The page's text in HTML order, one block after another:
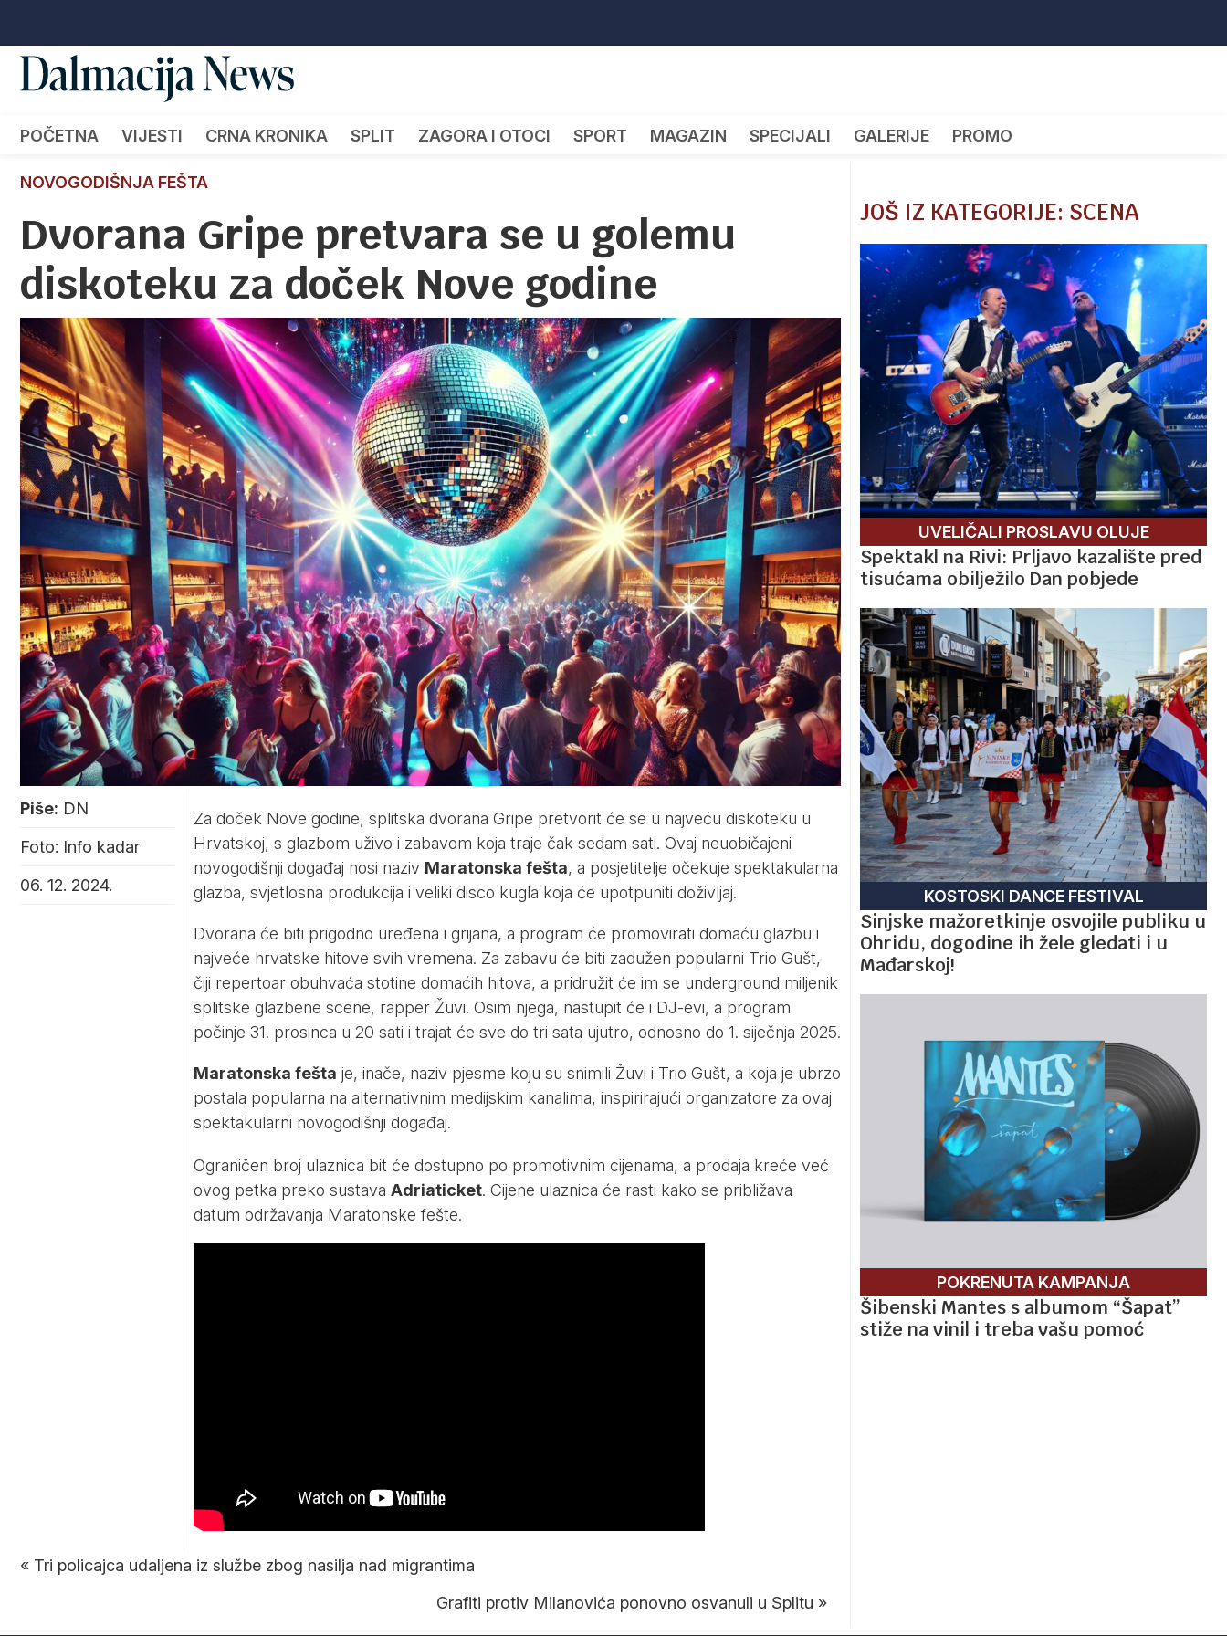
POČETNA VIJESTI CRNA KRONIKA SPLIT ZAGORA I OTOCI SPORT MAGAZIN SPECIJALI GALERIJE PROMO
NOVOGODIŠNJA FEŠTA
Dvorana Gripe pretvara se u golemu
diskoteku za doček Nove godine
Piše: DN
Foto: Info kadar
06. 12. 2024.
Za doček Nove godine, splitska dvorana Gripe pretvorit će se u najveću diskoteku u
Hrvatskoj, s glazbom uživo i zabavom koja traje čak sedam sati. Ovaj neuobičajeni
novogodišnji događaj nosi naziv Maratonska fešta, a posjetitelje očekuje spektakularna
glazba, svjetlosna produkcija i veliki disco kugla koja će upotpuniti doživljaj.
Dvorana će biti prigodno uređena i grijana, a program će promovirati domaću glazbu i
najveće hrvatske hitove svih vremena. Za zabavu će biti zadužen popularni Trio Gušt,
čiji repertoar obuhvaća stotine domaćih hitova, a pridružit će im se underground miljenik
splitske glazbene scene, rapper Žuvi. Osim njega, nastupit će i DJ-evi, a program
počinje 31. prosinca u 20 sati i trajat će sve do tri sata ujutro, odnosno do 1. siječnja 2025.
Maratonska fešta je, inače, naziv pjesme koju su snimili Žuvi i Trio Gušt, a koja je ubrzo
postala popularna na alternativnim medijskim kanalima, inspirirajući organizatore za ovaj
spektakularni novogodišnji događaj.
Ograničen broj ulaznica bit će dostupno po promotivnim cijenama, a prodaja kreće već
ovog petka preko sustava Adriaticket. Cijene ulaznica će rasti kako se približava
datum održavanja Maratonske fešte.
« Tri policajca udaljena iz službe zbog nasilja nad migrantima
Grafiti protiv Milanovića ponovno osvanuli u Splitu »
JOŠ IZ KATEGORIJE: SCENA
UVELIČALI PROSLAVU OLUJE
Spektakl na Rivi: Prljavo kazalište pred
tisućama obilježilo Dan pobjede
KOSTOSKI DANCE FESTIVAL
Sinjske mažoretkinje osvojile publiku u
Ohridu, dogodine ih žele gledati i u
Mađarskoj!
POKRENUTA KAMPANJA
Šibenski Mantes s albumom “Šapat”
stiže na vinil i treba vašu pomoć